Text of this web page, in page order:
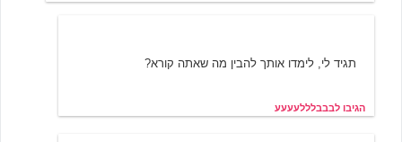
תגיד לי, לימדו אותך להבין מה שאתה קורא?
הגיבו לבבבלללעעעע